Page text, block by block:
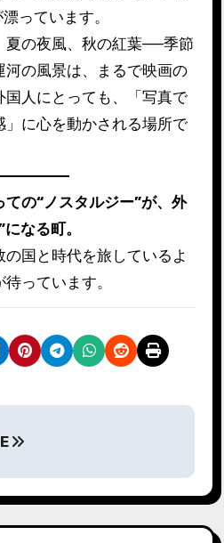
っています。
夏の夜風、秋の紅葉──季節
河の風景は、まるで映画の
国人にとっても、「写真で
」に心を動かされる場所で
の“ノスタルジー”が、外
なる町。
国と時代を旅しているよ
っています。